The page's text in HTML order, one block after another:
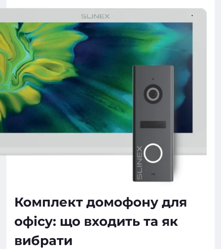
Комплект домофону для
офісу: що входить та як
вибрати